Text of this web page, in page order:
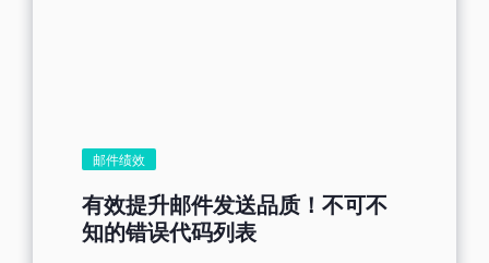
友善的拖曳式编辑器，让编码小白也能以
堆积木的方式排出精致的营销邮件。特别
注意，有81%的电子邮件是在行动装置上
开启的，代表我们应该同时考虑到各装置
的阅读体验，因此最好也留意邮件营销平
件匣的茫茫信海中，脱颖而出！ 具体叙
述、保持简短 若您有促销优惠，不妨大方
地放在主旨吧！明确指出折数或是回馈内
容，比起只是打上「中秋优惠」，更容易
让收信者一目了然开信的好处。别忘了中
邮件绩效
有效提升邮件发送品质！不可不
知的错误代码列表